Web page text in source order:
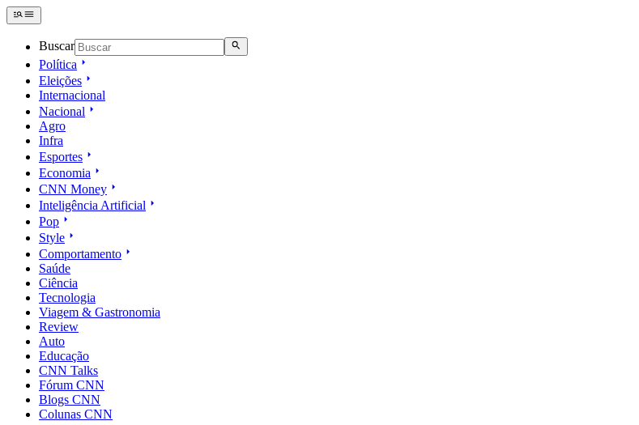
Buscar
Política
Eleições
Internacional
Nacional
Agro
Infra
Esportes
Economia
CNN Money
Inteligência Artificial
Pop
Style
Comportamento
Saúde
Ciência
Tecnologia
Viagem & Gastronomia
Review
Auto
Educação
CNN Talks
Fórum CNN
Blogs CNN
Colunas CNN